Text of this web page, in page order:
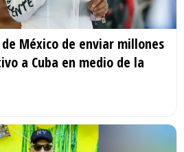
México de enviar millones
a Cuba en medio de la